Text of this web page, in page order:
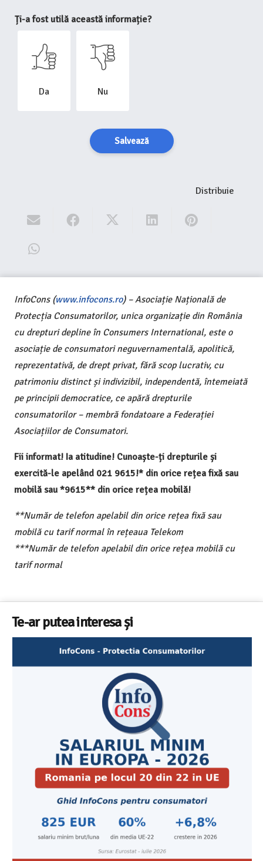
Ți-a fost utilă această informație?
Da Nu
Salvează
Distribuie
InfoCons (www.infocons.ro) – Asociație Națională de
Protecția Consumatorilor, unica organizație din România
cu drepturi depline în Consumers International, este o
asociație de consumatori neguvernamentală, apolitică,
reprezentativă, de drept privat, fără scop lucrativ, cu
patrimoniu distinct și indivizibil, independentă, întemeiată
pe principii democratice, ce apără drepturile
consumatorilor – membră fondatoare a Federației
Asociațiilor de Consumatori.
Fii informat! Ia atitudine! Cunoaște-ți drepturile și
exercită-le apelând 021 9615!* din orice rețea fixă sau
mobilă sau *9615** din orice rețea mobilă!
**Număr de telefon apelabil din orice rețea fixă sau
mobilă cu tarif normal în rețeaua Telekom
***Număr de telefon apelabil din orice rețea mobilă cu
tarif normal
Te-ar putea interesa și
Cele mai bune masini de spalat vase
Aplicatia InfoCons